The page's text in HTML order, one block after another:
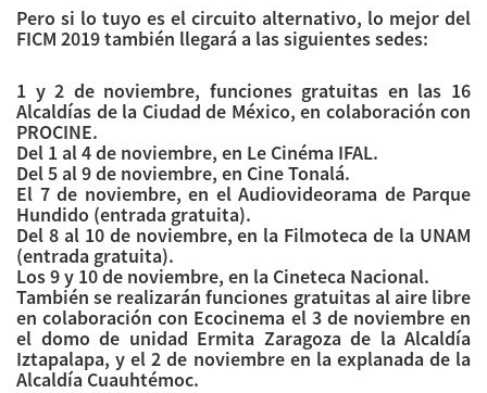
Pero si lo tuyo es el circuito alternativo, lo mejor del
FICM 2019 también llegará a las siguientes sedes:
1 y 2 de noviembre, funciones gratuitas en las 16
Alcaldías de la Ciudad de México, en colaboración con
PROCINE.
Del 1 al 4 de noviembre, en Le Cinéma IFAL.
Del 5 al 9 de noviembre, en Cine Tonalá.
El 7 de noviembre, en el Audiovideorama de Parque
Hundido (entrada gratuita).
Del 8 al 10 de noviembre, en la Filmoteca de la UNAM
(entrada gratuita).
Los 9 y 10 de noviembre, en la Cineteca Nacional.
También se realizarán funciones gratuitas al aire libre
en colaboración con Ecocinema el 3 de noviembre en
el domo de unidad Ermita Zaragoza de la Alcaldía
Iztapalapa, y el 2 de noviembre en la explanada de la
Alcaldía Cuauhtémoc.